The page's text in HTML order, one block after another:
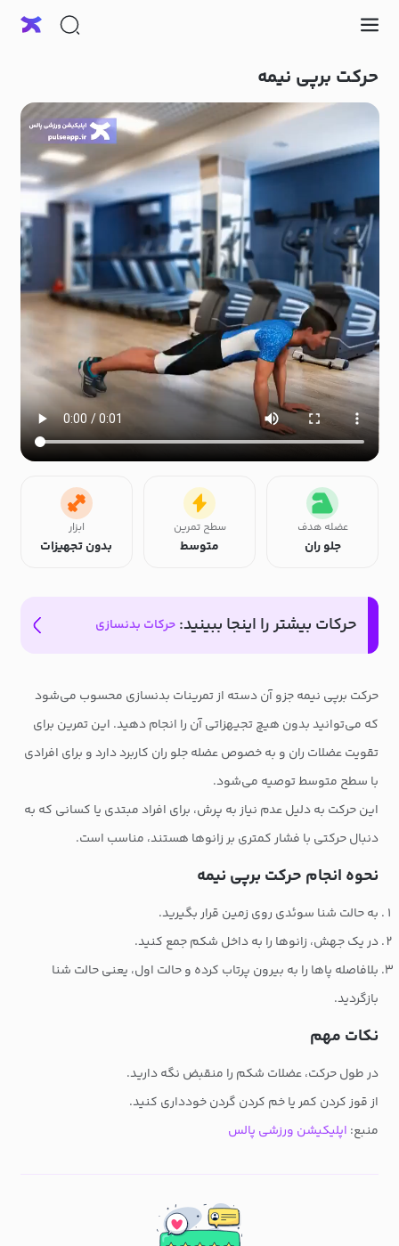
حرکت برپی نیمه
عضله هدف
جلو ران
سطح تمرین
متوسط
ابزار
بدون تجهیزات
حرکات بیشتر را اینجا ببینید: حرکات بدنسازی
حرکت برپی نیمه جزو آن دسته از تمرینات بدنسازی محسوب می‌شود
که می‌توانید بدون هیچ تجیهزاتی آن را انجام دهید. این تمرین برای
تقویت عضلات ران و به خصوص عضله جلو ران کاربرد دارد و برای افرادی
با سطح متوسط توصیه می‌شود.
این حرکت به دلیل عدم نیاز به پرش، برای افراد مبتدی یا کسانی که به
دنبال حرکتی با فشار کمتری بر زانوها هستند، مناسب است.
نحوه انجام حرکت برپی نیمه
به حالت شنا سوئدی روی زمین قرار بگیرید.
در یک جهش، زانوها را به داخل شکم جمع کنید.
بلافاصله پاها را به بیرون پرتاب کرده و حالت اول، یعنی حالت شنا
بازگردید.
نکات مهم
در طول حرکت، عضلات شکم را منقبض نگه دارید.
از قوز کردن کمر یا خم کردن گردن خودداری کنید.
منبع: اپلیکیشن ورزشی پالس